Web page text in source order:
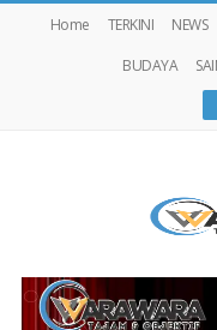
Home TERKINI NEWS
BUDAYA